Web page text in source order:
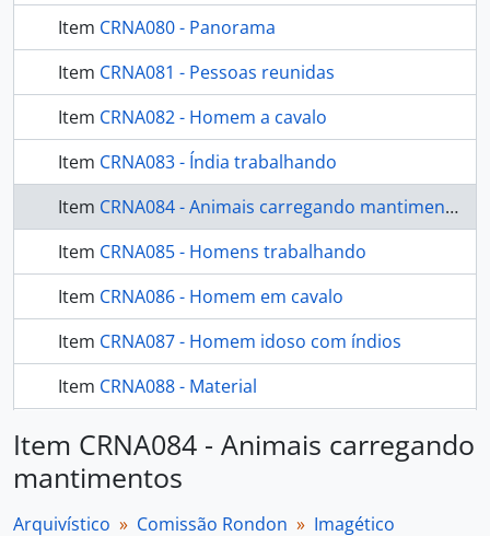
Item CRNA080 - Panorama
Item CRNA081 - Pessoas reunidas
Item CRNA082 - Homem a cavalo
Item CRNA083 - Índia trabalhando
Item CRNA084 - Animais carregando mantimentos
Item CRNA085 - Homens trabalhando
Item CRNA086 - Homem em cavalo
Item CRNA087 - Homem idoso com índios
Item CRNA088 - Material
mais 235...
Item CRNA084 - Animais carregando
mantimentos
Arquivístico Comissão Rondon
Imagético